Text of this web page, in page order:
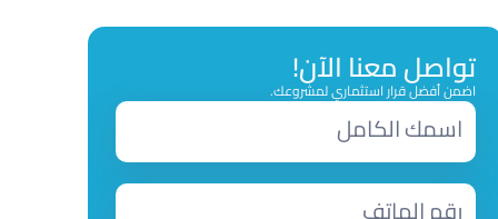
تواصل معنا الآن!
اضمن أفضل قرار استثماري لمشروعك.